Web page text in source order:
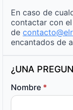
En caso de
contactar con
de
encantados de
¿UNA
Nombre *